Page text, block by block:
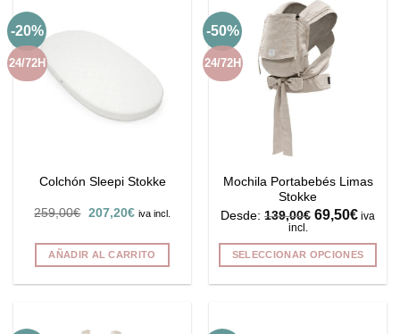
-20%
24/72H
Colchón Sleepi Stokke
259,00€ El
era:
259,00€.
207,20€El
es:
207,20€.
iva incl.
AÑADIR AL CARRITO
-50%
24/72H
Mochila Portabebés Limas
Stokke
Desde: 139,00€ 69,50€ iva
incl.
SELECCIONAR OPCIONES